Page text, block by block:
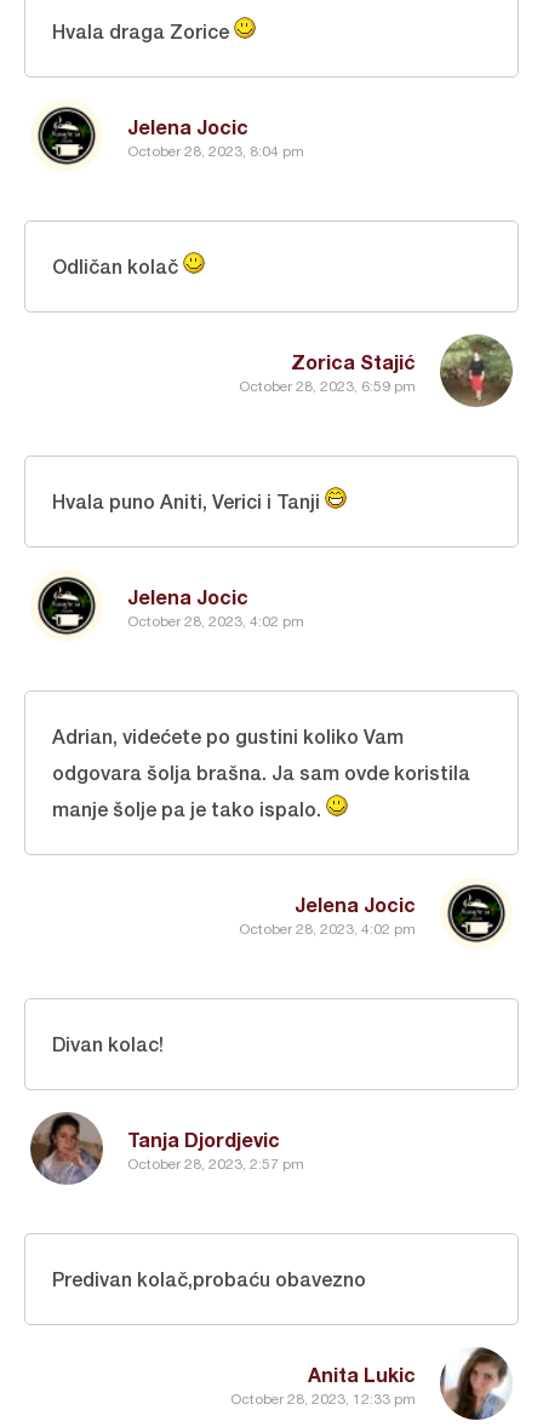
Jelena Jocic
October 28, 2023, 8:04 pm
Hvala draga Zorice
Zorica Stajić
October 28, 2023, 6:59 pm
Odličan kolač
Jelena Jocic
October 28, 2023, 4:02 pm
Hvala puno Aniti, Verici i Tanji
Jelena Jocic
October 28, 2023, 4:02 pm
Adrian, videćete po gustini koliko Vam
odgovara šolja brašna. Ja sam ovde koristila
manje šolje pa je tako ispalo.
Tanja Djordjevic
October 28, 2023, 2:57 pm
Divan kolac!
Anita Lukic
October 28, 2023, 12:33 pm
Predivan kolač,probaću obavezno